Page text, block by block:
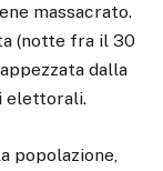
massacrato.
(notte fra il 30
dalla
elettorali.
popolazione,